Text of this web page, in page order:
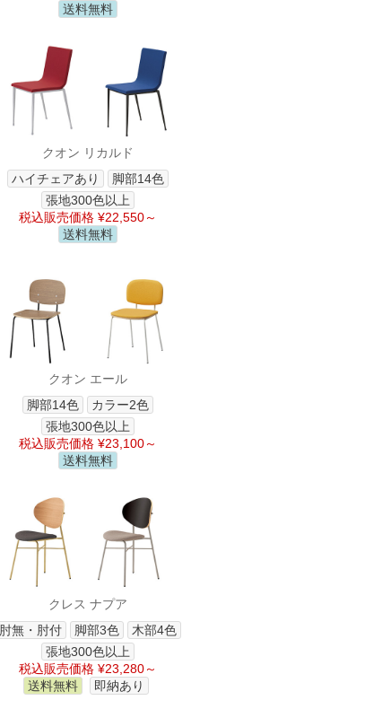
送料無料
クオン リカルド
ハイチェアあり
脚部14色
張地300色以上
税込販売価格 ¥22,550～
送料無料
クオン エール
脚部14色
カラー2色
張地300色以上
税込販売価格 ¥23,100～
送料無料
クレス ナプア
肘無・肘付
脚部3色
木部4色
張地300色以上
税込販売価格 ¥23,280～
送料無料
即納あり